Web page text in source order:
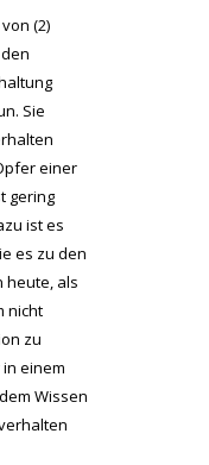
(2)
Sie
einer
gering
ist es
es zu den
heute, als
nicht
zu
einem
Wissen